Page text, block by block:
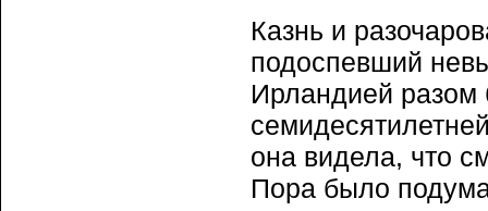
Казнь и
подоспевший
Ирландией разом
она видела, что
Пора было